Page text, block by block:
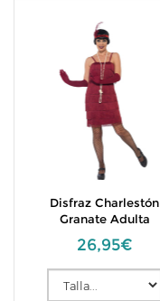
Disfraz Charlestón
Granate Adulta
26,95€